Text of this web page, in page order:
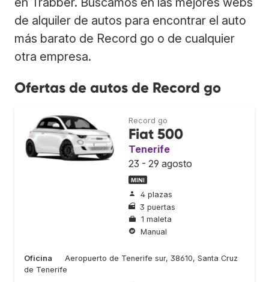
de alquiler de autos para encontrar el auto
más barato de Record go o de cualquier
otra empresa.
Ofertas de autos de Record go
Record go
Fiat 500
Tenerife
23 - 29 agosto
MINI
4 plazas
3 puertas
1 maleta
Manual
Oficina
Aeropuerto de Tenerife sur, 38610, Santa Cruz
de Tenerife